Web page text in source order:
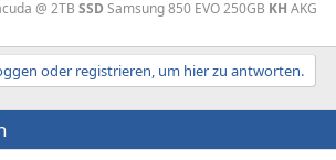
@ 2TB SSD Samsung 850 EVO 250GB KH AKG
oder registrieren, um hier zu antworten.